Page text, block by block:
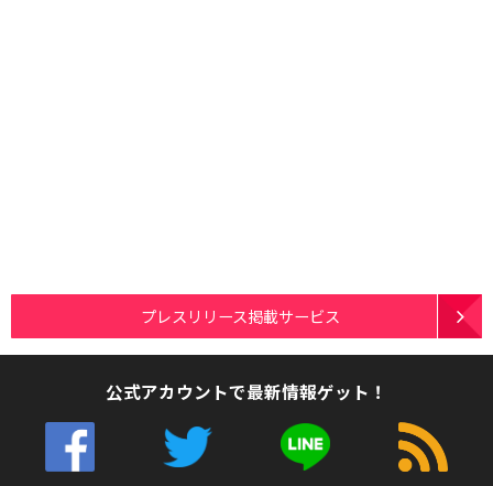
プレスリリース掲載サービス
公式アカウントで最新情報ゲット！